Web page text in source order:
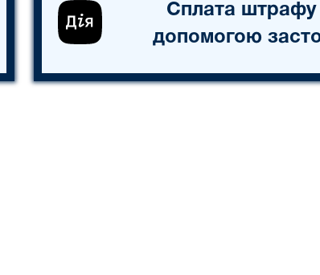
Сплата штрафу
допомогою